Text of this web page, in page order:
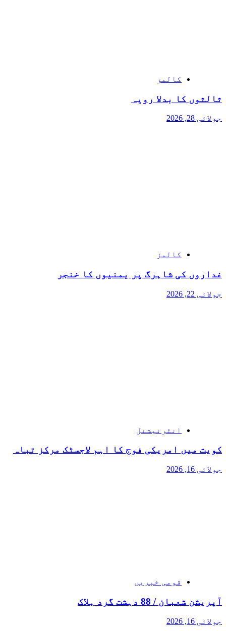
کالمز
ثالثوں کا بدلا رویہ
جولائی 28, 2026
کالمز
غداروں کی شاہرگ پر یمنیوں کا خنجر
جولائی 22, 2026
انٹرنیشنل
کویت میں امریکی فوج کا اہم لاجسٹک مرکز تباہ
جولائی 16, 2026
قومی خبریں
آپریشن شعبان / 88 دہشت گرد ہلاک
جولائی 16, 2026